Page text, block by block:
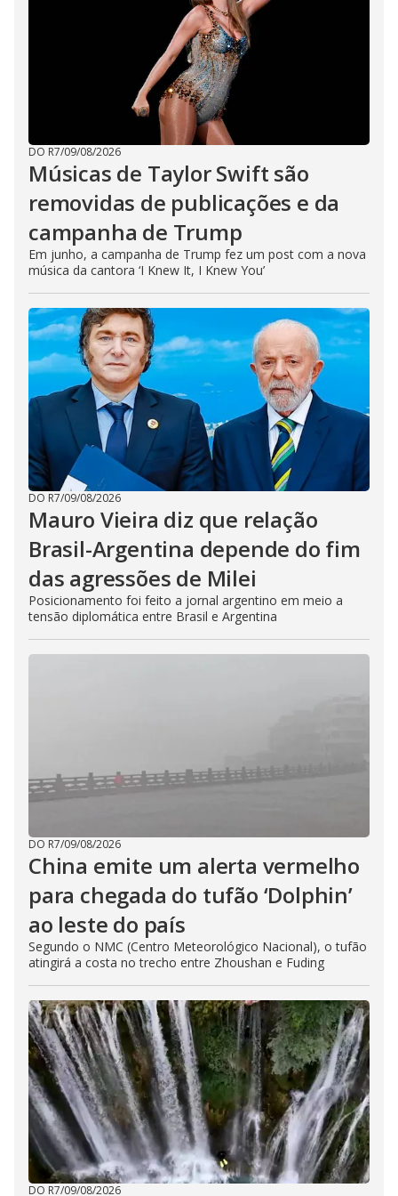
DO R7/09/08/2026
Músicas de Taylor Swift são
removidas de publicações e da
campanha de Trump
Em junho, a campanha de Trump fez um post com a nova
música da cantora ‘I Knew It, I Knew You’
DO R7/09/08/2026
Mauro Vieira diz que relação
Brasil-Argentina depende do fim
das agressões de Milei
Posicionamento foi feito a jornal argentino em meio a
tensão diplomática entre Brasil e Argentina
DO R7/09/08/2026
China emite um alerta vermelho
para chegada do tufão ‘Dolphin’
ao leste do país
Segundo o NMC (Centro Meteorológico Nacional), o tufão
atingirá a costa no trecho entre Zhoushan e Fuding
DO R7/09/08/2026